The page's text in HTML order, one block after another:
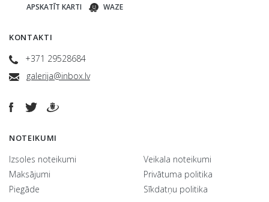
APSKATĪT KARTI WAZE
KONTAKTI
+371 29528684
galerija@inbox.lv
NOTEIKUMI
Izsoles noteikumi
Maksājumi
Piegāde
Veikala noteikumi
Privātuma politika
Sīkdatņu politika